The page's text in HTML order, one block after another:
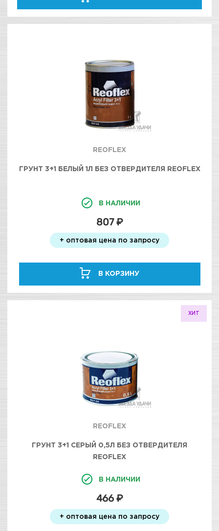
REOFLEX
ГРУНТ 3+1 БЕЛЫЙ 1Л БЕЗ ОТВЕРДИТЕЛЯ REOFLEX
В НАЛИЧИИ
807 ₽
+ оптовая цена по запросу
В КОРЗИНУ
ХИТ
REOFLEX
ГРУНТ 3+1 СЕРЫЙ 0,5Л БЕЗ ОТВЕРДИТЕЛЯ
REOFLEX
В НАЛИЧИИ
466 ₽
+ оптовая цена по запросу